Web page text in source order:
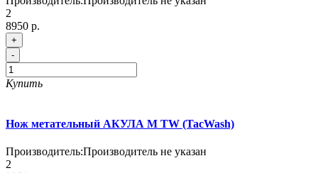
2
8950 р.
+
-
Купить
Нож метательный АКУЛА M TW (TacWash)
Производитель:Производитель не указан
2